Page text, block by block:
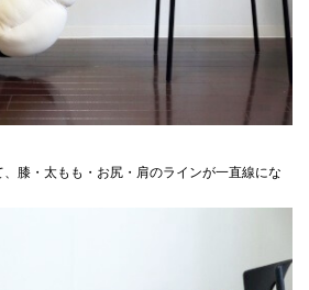
膝・太もも・お尻・肩のラインが一直線にな